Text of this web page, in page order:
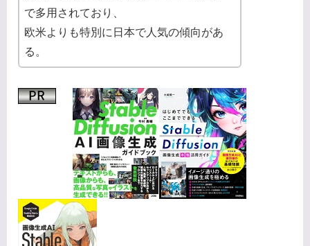
で多用されており、
欧米よりも特別に日本で人気の傾向があ
る。